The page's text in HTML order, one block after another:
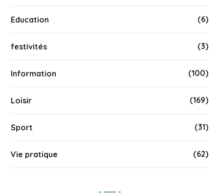
Education (6)
festivités (3)
Information (100)
Loisir (169)
Sport (31)
Vie pratique (62)